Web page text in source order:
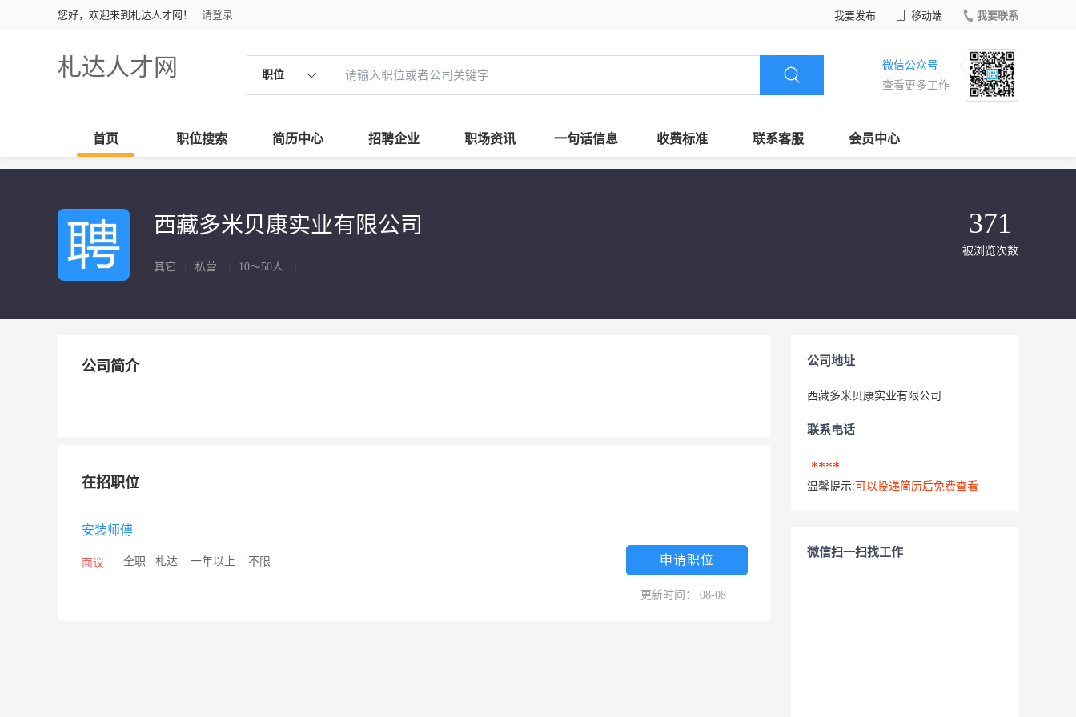
您好，欢迎来到札达人才网！ 请登录 我要发布 移动端 我要联系
札达人才网 职位
微信公众号
查看更多工作
首页 职位搜索 简历中心 招聘企业 职场资讯 一句话信息 收费标准 联系客服 会员中心
西藏多米贝康实业有限公司
其它 私营 10～50人
371
被浏览次数
公司简介
在招职位
安装师傅
面议 全职 札达 一年以上 不限 申请职位
更新时间： 08-08
公司地址
西藏多米贝康实业有限公司
联系电话
****
温馨提示: 可以投递简历后免费查看
微信扫一扫找工作